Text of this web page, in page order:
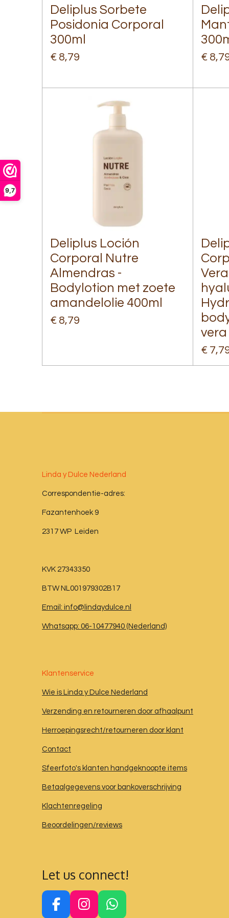
9,7
Deliplus Sorbete
Posidonia Corporal
300ml
€ 8,79 €
Deliplus Loción
Corporal Nutre
Almendras -
Bodylotion met zoete
amandelolie 400ml
€ 8,79
vera
€
Linda y Dulce Nederland
Correspondentie-adres:
Fazantenhoek 9
2317 WP Leiden
KVK 27343350
BTW NL001979302B17
Email: info@lindaydulce.nl
Whatsapp: 06-10477940 (Nederland)
Klantenservice
Wie is Linda y Dulce Nederland
Verzending en retourneren door afhaalpunt
Herroepingsrecht/retourneren door klant
Contact
Sfeerfoto's klanten handgeknoopte items
Betaalgegevens voor bankoverschrijving
Klachtenregeling
Beoordelingen/reviews
Let us connect!
F
I
W